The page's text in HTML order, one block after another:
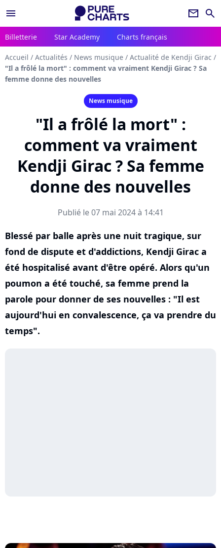
menu newsletter search
Billetterie Star Academy Charts français
Accueil / Actualités / News musique / Actualité de Kendji Girac /
"Il a frôlé la mort" : comment va vraiment Kendji Girac ? Sa
femme donne des nouvelles
News musique
"Il a frôlé la mort" :
comment va vraiment
Kendji Girac ? Sa femme
donne des nouvelles
Publié le 07 mai 2024 à 14:41
Blessé par balle après une nuit tragique, sur
fond de dispute et d'addictions, Kendji Girac a
été hospitalisé avant d'être opéré. Alors qu'un
poumon a été touché, sa femme prend la
parole pour donner de ses nouvelles : "Il est
aujourd'hui en convalescence, ça va prendre du
temps".